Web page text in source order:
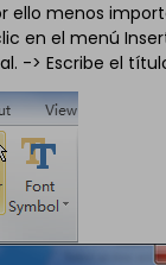
ello menos
en el menú
-> Escribe el